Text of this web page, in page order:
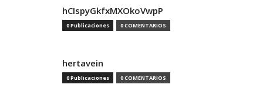
hCIspyGkfxMXOkoVwpP
0 Publicaciones 0 COMENTARIOS
hertavein
0 Publicaciones 0 COMENTARIOS